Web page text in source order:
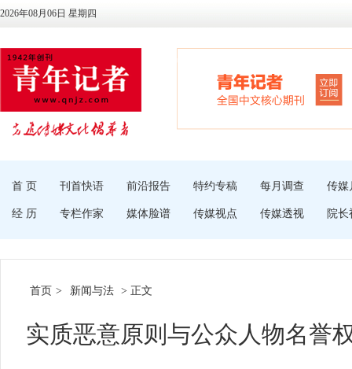
2026年08月06日 星期四
首 页 刊首快语 前沿报告 特约专稿 每月调查 传媒
经 历 专栏作家 媒体脸谱 传媒视点 传媒透视 院长
首页 > 新闻与法 > 正文
实质恶意原则与公众人物名誉